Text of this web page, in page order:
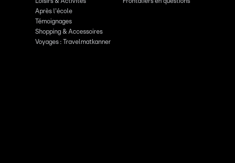
Loisirs & Activités
Après l'école
Témoignages
Shopping & Accessoires
Voyages : Travelmatkanner
Frontaliers en questions